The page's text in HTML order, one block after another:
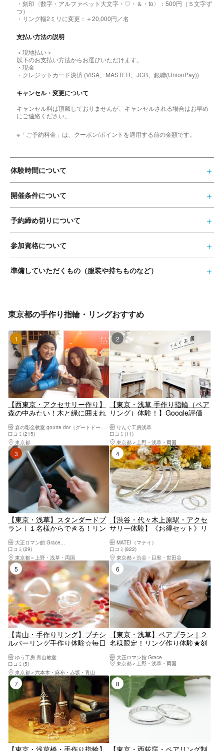
・刻印〈数字・アルファベット大文字・♡・＆・to〉：500円（５文字ず
つ）
・リング幅2ミリに変更：＋20,000円／名
支払い方法の説明
＜現地払い＞
以下のお支払い方法からお選びいただけます。
・現金
・クレジットカード決済 (VISA、MASTER、JCB、銀聯(UnionPay))
キャンセル・変更について
キャンセル料は頂戴しておりませんが、キャンセルされる場合はお早め
にご連絡ください。
※「ご予約料金」は、クーポン/ポイントを適用する前の金額です。
体験時間について
開催条件について
予約締め切りについて
参加資格について
準備していただくもの（服装や持ちものなど）
東京都の手作り指輪・リングおすすめ
1位
【西東京・アクセサリー作り】
森の中みたい！木と緑に囲まれ
森の彫金教室 goutte dor（グートドール）
口コミ(215)
東京都
【東京・浅草 手作り指輪（ペア
リング）体験！】Google評価
注合金/豪華ノベルティー（証明
書・フラワーリングBOX）プレ
ゼント。
りんぐ工房浅草
口コミ(11)
東京都
上野・浅草・両国
【東京・浅草】スタンダードプ
ラン｜１名様からできる！リン
大正ロマン館 Grace...
口コミ(29)
東京都
上野・浅草・両国
4位
【渋谷・代々木上原駅・アクセ
サリー体験】《お得セット》リ
代々木上原駅より徒歩5分。
MATEI（マテイ）
口コミ(822)
東京都
渋谷・目黒・世田谷
5位
【青山・手作りリング】プチシ
ルバーリング手作り体験☆毎日
士・カップル・ファミリーに
ゆう工房 青山教室
口コミ(5)
東京都
六本木・麻布・赤坂・青山
6位
【東京・浅草】ペアプラン｜２
名様限定！リング作り体験★刻
にもおすすめ！
大正ロマン館 Grace...
東京都
上野・浅草・両国
7位 8位